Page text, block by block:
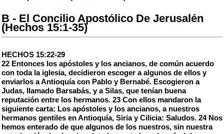
B - El Concilio Apostólico De Jerusalén
(Hechos 15:1-35)
HECHOS 15:22-29
22 Entonces los apóstoles y los ancianos, de común acuerdo
con toda la iglesia, decidieron escoger a algunos de ellos y
enviarlos a Antioquía con Pablo y Bernabé. Escogieron a
Judas, llamado Barsabás, y a Silas, que tenían buena
reputación entre los hermanos. 23 Con ellos mandaron la
siguiente carta: Los apóstoles y los ancianos, a nuestros
hermanos gentiles en Antioquía, Siria y Cilicia: Saludos. 24 Nos
hemos enterado de que algunos de los nuestros, sin nuestra